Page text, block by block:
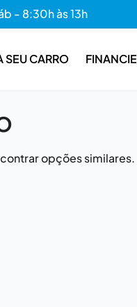
- 8:30h às 13h
SEU CARRO FINANCIE
opções similares.